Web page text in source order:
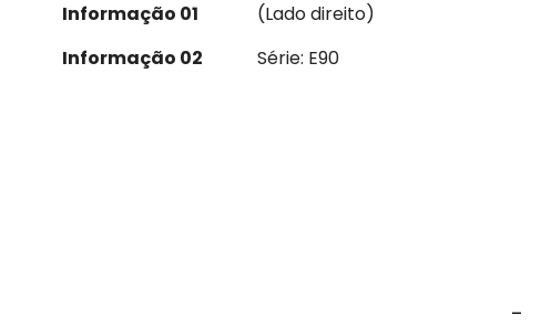
Informação 01
(Lado direito)
Informação 02
Série: E90